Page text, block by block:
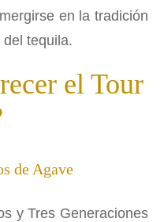
en la tradición
tequila.
el Tour
de Agave
y Tres Generaciones